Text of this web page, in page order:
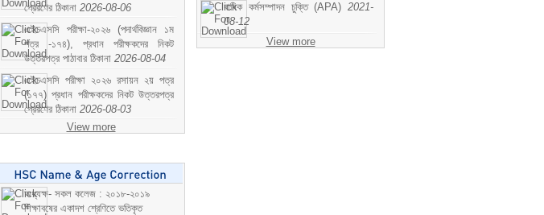
প্রেরণের ঠিকানা 2026-08-06
এইচএসসি পরীক্ষা-২০২৬ (পদার্থবিজ্ঞান ১ম
পত্র -১৭৪), প্রধান পরীক্ষকদের নিকট
উত্তরপত্র পাঠাবার ঠিকানা 2026-08-04
এইচএসসি পরীক্ষা ২০২৬ রসায়ন ২য় পত্র
(১৭৭) প্রধান পরীক্ষকদের নিকট উত্তরপত্র
প্রেরণের ঠিকানা 2026-08-03
View more
অধ্যক্ষ- সকল কলেজ : ২০১৮-২০১৯
শিক্ষাবষের একাদশ শ্রেণিতে ভতিকৃত
বাষিক কর্মসম্পাদন চুক্তি (APA) 2021-
08-12
View more